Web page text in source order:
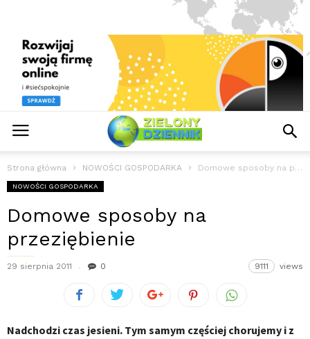
Strona główna NOWOŚCI GOSPODARKA Domowe sposoby na przeziębienie
NOWOŚCI GOSPODARKA
Domowe sposoby na
przeziębienie
29 sierpnia 2011 0 9111 views
Nadchodzi czas jesieni. Tym samym częściej chorujemy i z